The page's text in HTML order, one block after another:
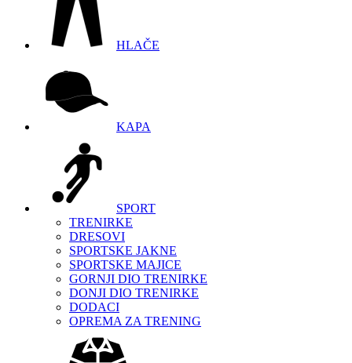
HLAČE
KAPA
SPORT
TRENIRKE
DRESOVI
SPORTSKE JAKNE
SPORTSKE MAJICE
GORNJI DIO TRENIRKE
DONJI DIO TRENIRKE
DODACI
OPREMA ZA TRENING